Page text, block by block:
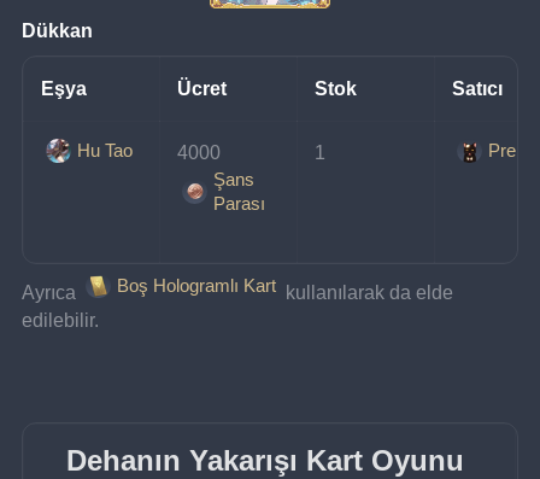
Dükkan
Eşya Ücret Stok Satıcı
Hu Tao
4000
Şans
Parası
1 Prens
Ayrıca Boş Hologramlı Kart kullanılarak da elde
edilebilir.
Dehanın Yakarışı Kart Oyunu